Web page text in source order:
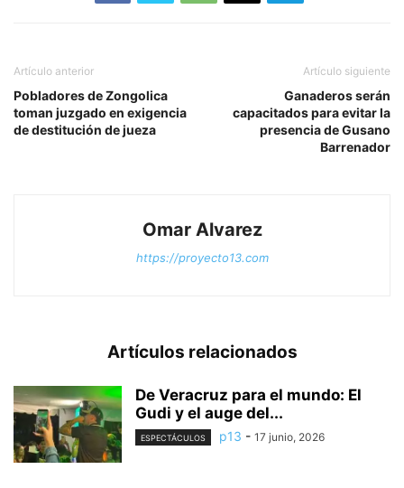
Artículo anterior
Pobladores de Zongolica
toman juzgado en exigencia
de destitución de jueza
Artículo siguiente
Ganaderos serán
capacitados para evitar la
presencia de Gusano
Barrenador
Omar Alvarez
https://proyecto13.com
Artículos relacionados
De Veracruz para el mundo: El
Gudi y el auge del...
ESPECTÁCULOS p13 - 17 junio, 2026